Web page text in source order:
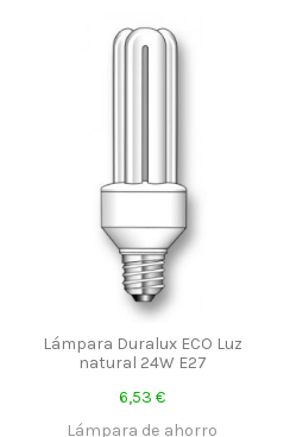
Lámpara Duralux ECO Luz
natural 24W E27
6,53 €
Lámpara de ahorro